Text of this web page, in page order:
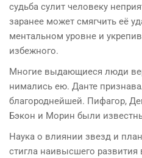
судьба сулит человеку
заранее может смягчить её
ментальном уровне и
избежного.
Многие выдающиеся люди
нимались ею. Данте
благороднейшей. Пифагор,
Бэкон и Морин были
Наука о влиянии звезд и
стигла наивысшего